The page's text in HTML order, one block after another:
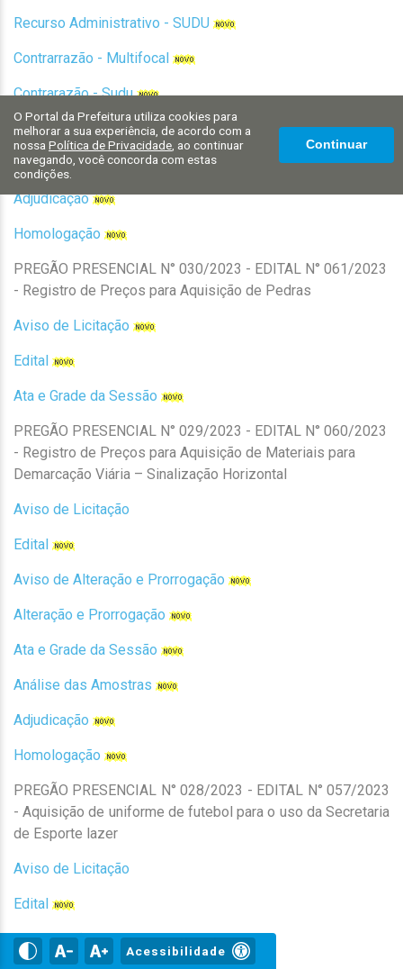
Acessibilidade
Recurso Administrativo - SUDU
Contrarrazão - Multifocal
Contrarazão - Sudu
Julgamento do Recurso
Análise de Amostra
Adjudicação
Homologação
PREGÃO PRESENCIAL N° 030/2023 - EDITAL N° 061/2023
- Registro de Preços para Aquisição de Pedras
Aviso de Licitação
Edital
Ata e Grade da Sessão
PREGÃO PRESENCIAL N° 029/2023 - EDITAL N° 060/2023
- Registro de Preços para Aquisição de Materiais para
Demarcação Viária – Sinalização Horizontal
Aviso de Licitação
Edital
Aviso de Alteração e Prorrogação
Alteração e Prorrogação
Ata e Grade da Sessão
Análise das Amostras
Adjudicação
Homologação
PREGÃO PRESENCIAL N° 028/2023 - EDITAL N° 057/2023
- Aquisição de uniforme de futebol para o uso da Secretaria
de Esporte lazer
Aviso de Licitação
Edital
Prorrogação
O Portal da Prefeitura utiliza cookies para
melhorar a sua experiência, de acordo com a
nossa Política de Privacidade , ao continuar
navegando, você concorda com estas
condições.
Continuar